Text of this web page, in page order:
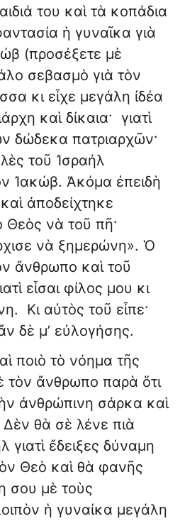
του καὶ τὰ κοπάδια
ἡ γυναῖκα γιὰ
(προσέξετε μὲ
σεβασμὸ γιὰ τὸν
κι εἶχε μεγάλη ἰδέα
καὶ δίκαια· γιατὶ
δώδεκα πατριαρχῶν·
τοῦ Ἰσραήλ
Ἰακώβ. Ἀκόμα ἐπειδὴ
ἀποδείχτηκε
Θεὸς νὰ τοῦ πῆ·
νὰ ξημερώνη». Ὁ
ἄνθρωπο καὶ τοῦ
εἶσαι φίλος μου κι
Κι αὐτὸς τοῦ εἶπε·
δὲ μ’ εὐλογήσης.
ποιὸ τὸ νόημα τῆς
τὸν ἄνθρωπο παρὰ ὅτι
ἀνθρώπινη σάρκα καὶ
Δὲν θὰ σὲ λένε πιὰ
ἔδειξες δύναμη
Θεὸ καὶ θὰ φανῆς
σου μὲ τοὺς
ἡ γυναίκα μεγάλη